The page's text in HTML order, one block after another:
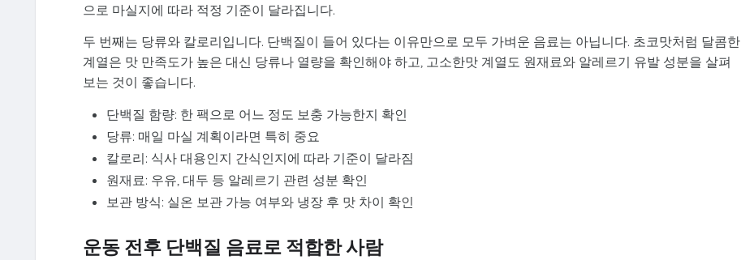
으로 마실지에 따라 적정 기준이 달라집니다.
두 번째는 당류와 칼로리입니다. 단백질이 들어 있다는 이유만으로 모두 가벼운 음료는 아닙니다. 초코맛처럼 달콤한
계열은 맛 만족도가 높은 대신 당류나 열량을 확인해야 하고, 고소한맛 계열도 원재료와 알레르기 유발 성분을 살펴
보는 것이 좋습니다.
단백질 함량: 한 팩으로 어느 정도 보충 가능한지 확인
당류: 매일 마실 계획이라면 특히 중요
칼로리: 식사 대용인지 간식인지에 따라 기준이 달라짐
원재료: 우유, 대두 등 알레르기 관련 성분 확인
보관 방식: 실온 보관 가능 여부와 냉장 후 맛 차이 확인
운동 전후 단백질 음료로 적합한 사람